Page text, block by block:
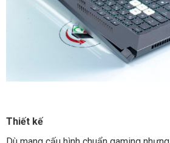
Thiết kế